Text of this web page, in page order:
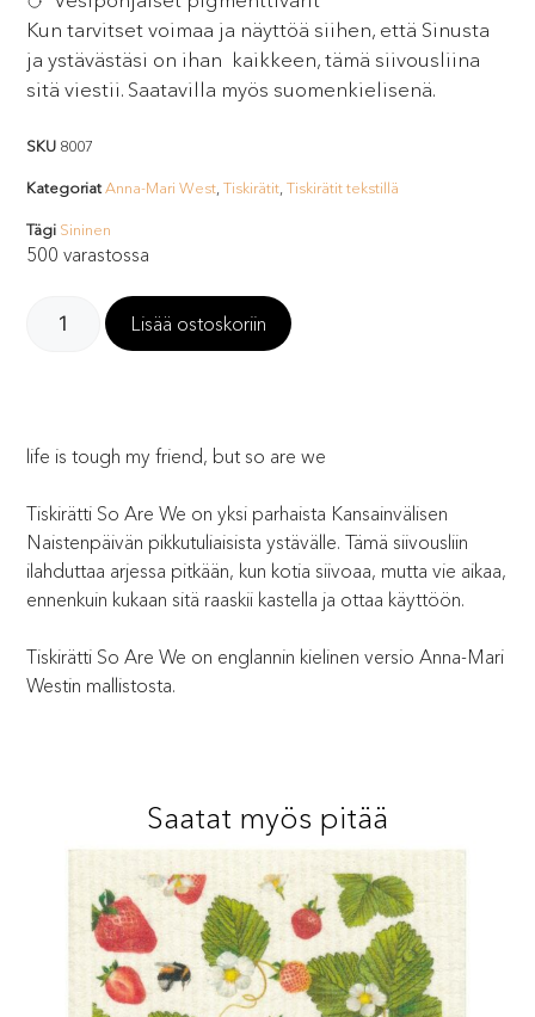
Kun tarvitset voimaa ja näyttöä siihen, että Sinusta
ja ystävästäsi on ihan kaikkeen, tämä siivousliina
sitä viestii. Saatavilla myös suomenkielisenä.
SKU 8007
Kategoriat Anna-Mari West ,Tiskirätit ,Tiskirätit tekstillä
Tägi Sininen
500 varastossa
Lisää ostoskoriin
life is tough my friend, but so are we
Tiskirätti So Are We on yksi parhaista Kansainvälisen
Naistenpäivän pikkutuliaisista ystävälle. Tämä siivousliin
ilahduttaa arjessa pitkään, kun kotia siivoaa, mutta vie aikaa,
ennenkuin kukaan sitä raaskii kastella ja ottaa käyttöön.
Tiskirätti So Are We on englannin kielinen versio Anna-Mari
Westin mallistosta.
Saatat myös pitää